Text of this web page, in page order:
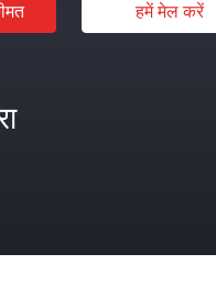
हमें मेल करें